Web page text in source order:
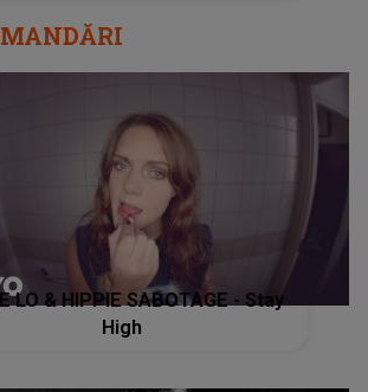
LO & HIPPIE SABOTAGE - Stay
High